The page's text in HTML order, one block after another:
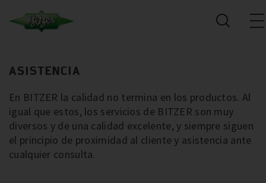
ASISTENCIA
En BITZER la calidad no termina en los productos. Al
igual que estos, los servicios de BITZER son muy
diversos y de una calidad excelente, y siempre siguen
el principio de proximidad al cliente y asistencia ante
cualquier consulta.